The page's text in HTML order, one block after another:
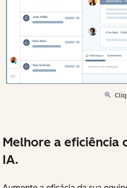
Melhore a eficiência
IA.